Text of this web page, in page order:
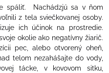
spáliť. Nachádzjú sa v ňom
z tela sviečkovanej osoby.
ich účinok na prostredie.
okolie ako negatívny žiarič.
pec, alebo otvorený oheň,
telom nezahášajte do vody,
tácke, v kovovom sitku,